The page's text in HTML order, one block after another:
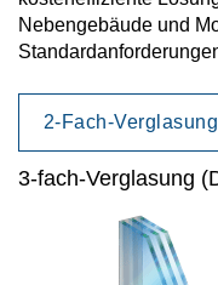
Nebengebäude und
2-Fach-
3-fach-Verglasung